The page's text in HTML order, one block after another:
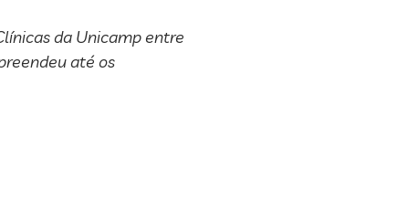
da Unicamp entre
até os